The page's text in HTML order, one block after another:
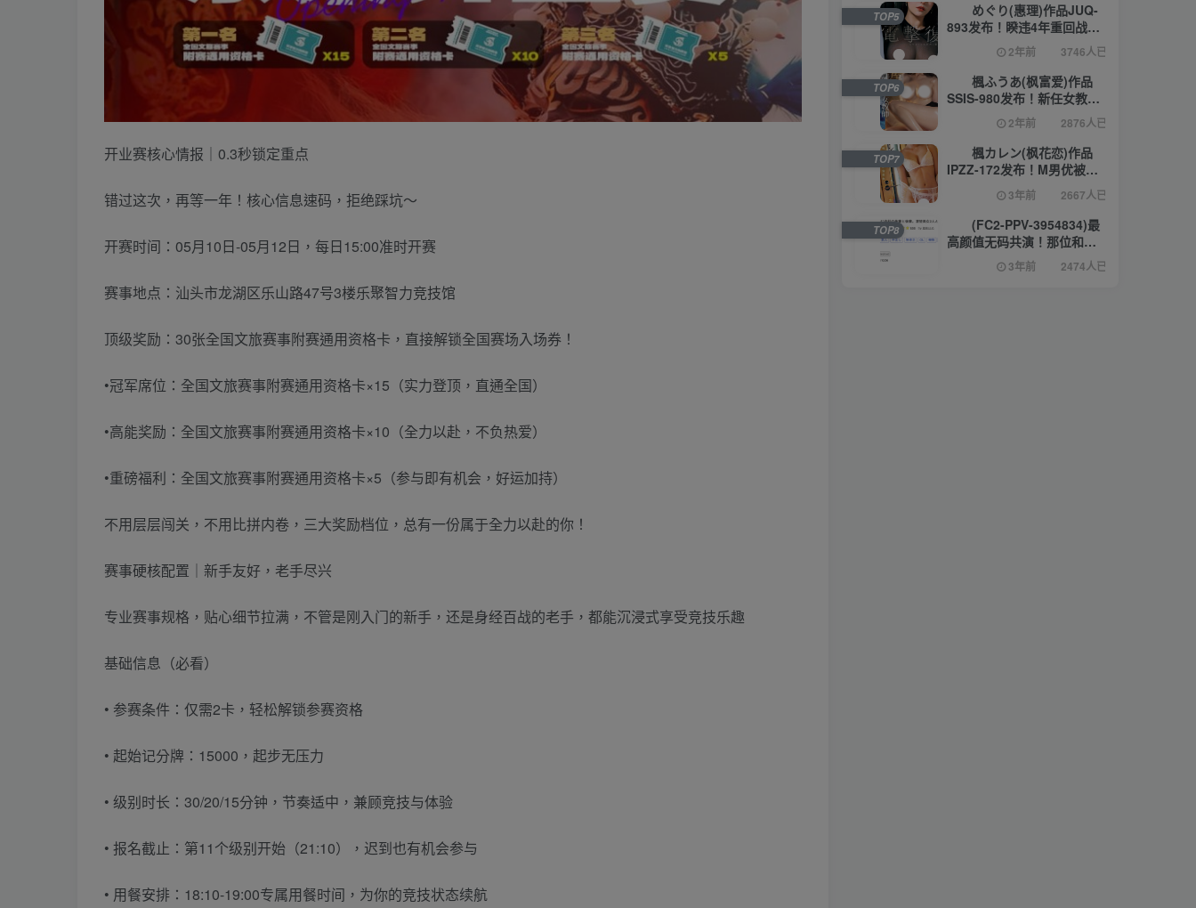
开业赛核心情报｜0.3秒锁定重点
错过这次，再等一年！核心信息速码，拒绝踩坑～
开赛时间：05月10日-05月12日，每日15:00准时开赛
赛事地点：汕头市龙湖区乐山路47号3楼乐聚智力竞技馆
顶级奖励：30张全国文旅赛事附赛通用资格卡，直接解锁全国赛场入场券！
•冠军席位：全国文旅赛事附赛通用资格卡×15（实力登顶，直通全国）
•高能奖励：全国文旅赛事附赛通用资格卡×10（全力以赴，不负热爱）
•重磅福利：全国文旅赛事附赛通用资格卡×5（参与即有机会，好运加持）
不用层层闯关，不用比拼内卷，三大奖励档位，总有一份属于全力以赴的你！
赛事硬核配置｜新手友好，老手尽兴
专业赛事规格，贴心细节拉满，不管是刚入门的新手，还是身经百战的老手，都能沉浸式享受竞技乐趣
基础信息（必看）
• 参赛条件：仅需2卡，轻松解锁参赛资格
• 起始记分牌：15000，起步无压力
• 级别时长：30/20/15分钟，节奏适中，兼顾竞技与体验
• 报名截止：第11个级别开始（21:10），迟到也有机会参与
• 用餐安排：18:10-19:00专属用餐时间，为你的竞技状态续航
めぐり(惠理)作品JUQ-
893发布！睽违4年重回战
场！她电击复活！【EV棋
2年前 3746人已阅读
TOP5
楓ふうあ(枫富爱)作品
SSIS-980发布！新任女教师
有够衰！第一次家访就被学
生的脏臭老爸硬上！【EV棋
2年前 2876人已阅读
TOP6
楓カレン(枫花恋)作品
IPZZ-172发布！M男优被抓
去玩弄24小时⋯一夜被掏空
射8发！【EV棋牌】
3年前 2667人已阅读
TOP7
(FC2-PPV-3954834)最
高颜值无码共演！那位和篠
宮花音一起下马的绝顶美少
女是⋯【EV棋牌】
3年前 2474人已阅读
TOP8